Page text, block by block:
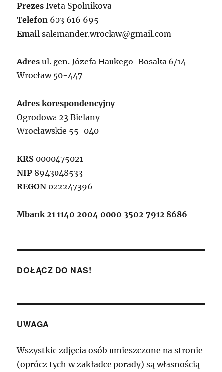
Prezes Iveta Spolnikova
Telefon 603 616 695
Emailsalemander.wroclaw@gmail.com
Adres ul. gen. Józefa Haukego-Bosaka 6/14
Wrocław 50-447
Adres korespondencyjny
Ogrodowa 23 Bielany
Wrocławskie 55-040
KRS 0000475021
NIP 8943048533
REGON 022247396
Mbank 21 1140 2004 0000 3502 7912 8686
DOŁĄCZ DO NAS!
UWAGA
Wszystkie zdjęcia osób umieszczone na stronie
(oprócz tych w zakładce porady) są własnością